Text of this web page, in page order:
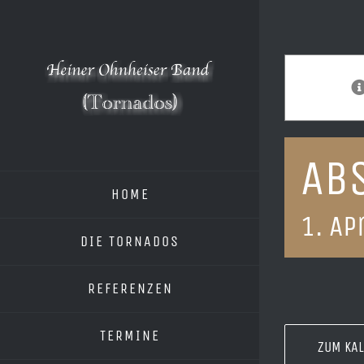
HOME
DIE TORNADOS
REFERENZEN
TERMINE
1.
ZUM